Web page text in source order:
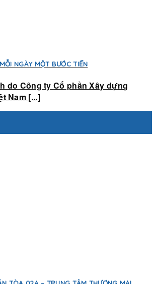
NGÀY MỘT BƯỚC TIẾN
do Công ty Cổ phần Xây dựng
Nam [...]